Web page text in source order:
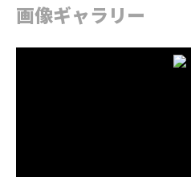
画像ギャラリー